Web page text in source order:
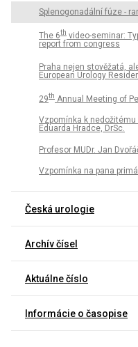
Splenogonadální fúze -
The 6th video-seminar:
report from congress
Praha nejen stověžatá,
European Urology
29th Annual Meeting of
Vzpomínka k nedožitému
Eduarda Hradce, DrSc.
Profesor MUDr. Jan
Vzpomínka na pana
Česká urologie
Archív čísel
Aktuálne číslo
Informácie o časopise